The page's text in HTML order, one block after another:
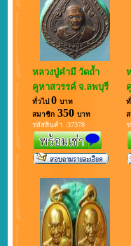
หลวงปู่คำมี วัดถ้ำ
คูหาสวรรค์ จ.ลพบุรี
ทั่วไป 0 บาท
สมาชิก 350 บาท
รหัสสินค้า :37378